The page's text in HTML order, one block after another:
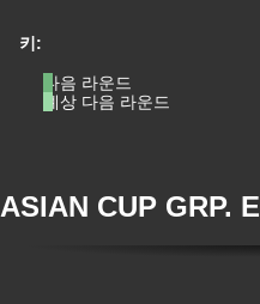
키:
다음 라운드
예상 다음 라운드
ASIAN CUP GRP. E